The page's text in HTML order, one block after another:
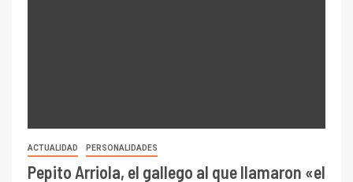
ACTUALIDAD PERSONALIDADES
Pepito Arriola, el gallego al que llamaron «el